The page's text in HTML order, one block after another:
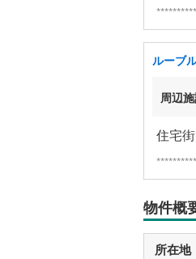
ルーブ
周辺
住宅
物件概
所在地